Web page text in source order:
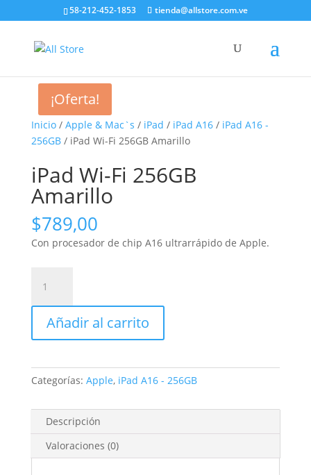
58-212-452-1853 tienda@allstore.com.ve
Inicio/ Apple & Mac`s / iPad / iPad A16/ iPad A16 -
256GB/ iPad Wi-Fi 256GB Amarillo
iPad Wi-Fi 256GB
Amarillo
$789,00
Con procesador de chip A16 ultrarrápido de Apple.
Wi-
Fi
256GB
Amarillo
Añadir al carrito
Categorías: Apple, iPad A16 - 256GB
Descripción
Valoraciones (0)
¡Oferta!